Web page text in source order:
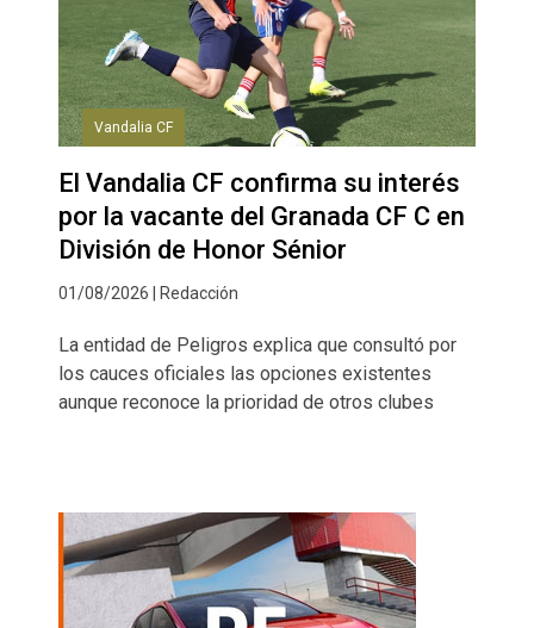
Vandalia CF
El Vandalia CF confirma su interés
por la vacante del Granada CF C en
División de Honor Sénior
01/08/2026 | Redacción
La entidad de Peligros explica que consultó por
los cauces oficiales las opciones existentes
aunque reconoce la prioridad de otros clubes